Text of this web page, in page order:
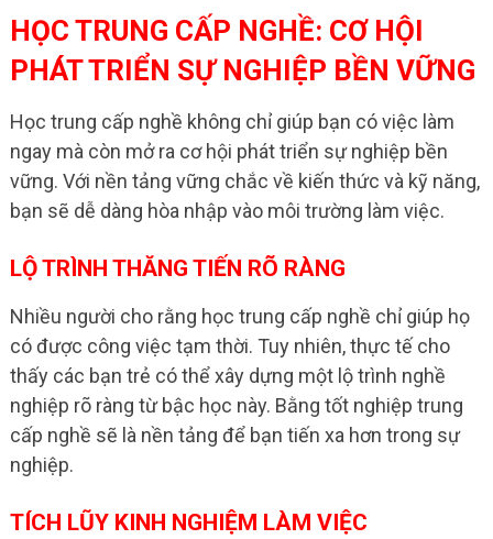
HỌC TRUNG CẤP NGHỀ: CƠ HỘI
PHÁT TRIỂN SỰ NGHIỆP BỀN VỮNG
Học trung cấp nghề không chỉ giúp bạn có việc làm
ngay mà còn mở ra cơ hội phát triển sự nghiệp bền
vững. Với nền tảng vững chắc về kiến thức và kỹ năng,
bạn sẽ dễ dàng hòa nhập vào môi trường làm việc.
LỘ TRÌNH THĂNG TIẾN RÕ RÀNG
Nhiều người cho rằng học trung cấp nghề chỉ giúp họ
có được công việc tạm thời. Tuy nhiên, thực tế cho
thấy các bạn trẻ có thể xây dựng một lộ trình nghề
nghiệp rõ ràng từ bậc học này. Bằng tốt nghiệp trung
cấp nghề sẽ là nền tảng để bạn tiến xa hơn trong sự
nghiệp.
TÍCH LŨY KINH NGHIỆM LÀM VIỆC